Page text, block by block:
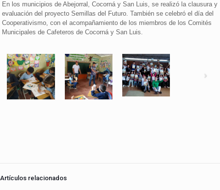
En los municipios de Abejorral, Cocorná y San Luis, se realizó la clausura y
evaluación del proyecto Semillas del Futuro. También se celebró el día del
Cooperativismo, con el acompañamiento de los miembros de los Comités
Municipales de Cafeteros de Cocorná y San Luis.
Artículos relacionados